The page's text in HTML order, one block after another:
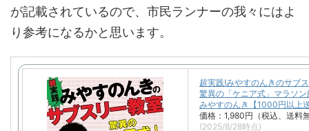
が記載されているので、市民ランナーの我々にはよ
り参考になるかと思います。
超実践!みやすのんきのサブ
驚異の「ケニア式」マラソ
みやすのんき【1000円以上
価格：1,980円（税込、送料
(2025/8/28時点)